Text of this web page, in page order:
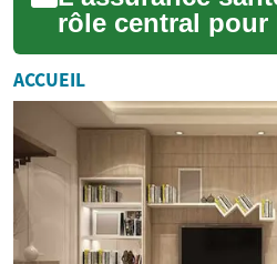
rôle central pour
individus contre
conséquences
financières d...
ACCUEIL